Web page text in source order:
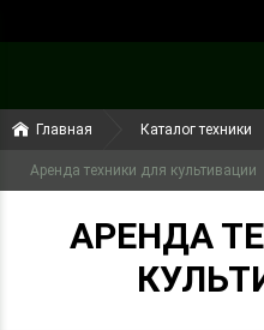
(099)
Главная Каталог техники
Аренда техники для культивации
АРЕНДА